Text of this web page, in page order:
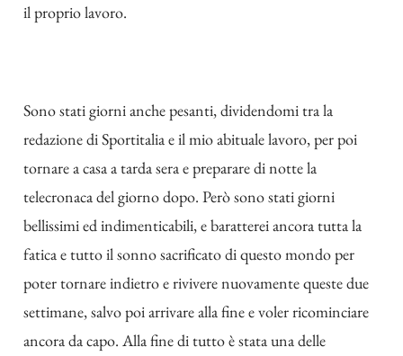
il proprio lavoro.
Sono stati giorni anche pesanti, dividendomi tra la
redazione di Sportitalia e il mio abituale lavoro, per poi
tornare a casa a tarda sera e preparare di notte la
telecronaca del giorno dopo. Però sono stati giorni
bellissimi ed indimenticabili, e baratterei ancora tutta la
fatica e tutto il sonno sacrificato di questo mondo per
poter tornare indietro e rivivere nuovamente queste due
settimane, salvo poi arrivare alla fine e voler ricominciare
ancora da capo. Alla fine di tutto è stata una delle